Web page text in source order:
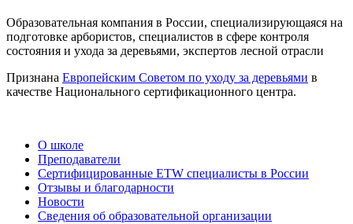
Образовательная компания в России, специализирующаяся на
подготовке арбористов, специалистов в сфере контроля
состояния и ухода за деревьями, экспертов лесной отрасли
Признана Европейским Советом по уходу за деревьями в
качестве Национального сертификационного центра.
О школе
Преподаватели
Сертифицированные ETW специалисты в России
Отзывы и благодарности
Новости
Сведения об образовательной организации